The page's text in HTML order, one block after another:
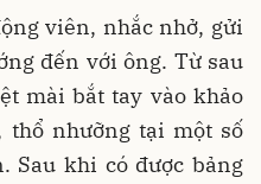
viên, nhắc nhở, gửi
đến với ông. Từ sau
mài bắt tay vào khảo
thổ nhưỡng tại một số
Sau khi có được bảng